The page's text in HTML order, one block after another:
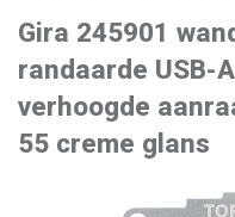
Gira 245901
randaarde USB-
verhoogde
55 creme glans